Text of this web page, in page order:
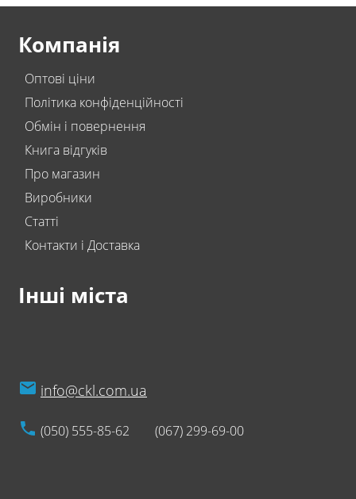
Компанія
Оптові ціни
Політика конфіденційності
Обмін і повернення
Книга відгуків
Про магазин
Виробники
Статті
Контакти і Доставка
Інші міста
info@ckl.com.ua
(050) 555-85-62 (067) 299-69-00